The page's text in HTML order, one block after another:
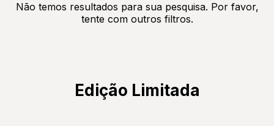
Não temos resultados para sua pesquisa. Por favor,
tente com outros filtros.
Edição Limitada